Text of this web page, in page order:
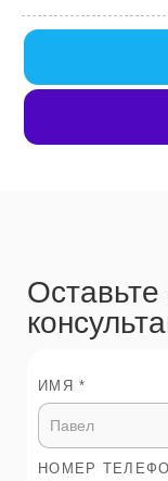
Оставьте
ИМЯ *
НОМЕР